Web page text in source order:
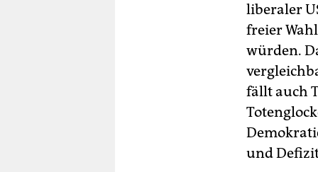
liberaler
freier
würden.
fällt auch
und